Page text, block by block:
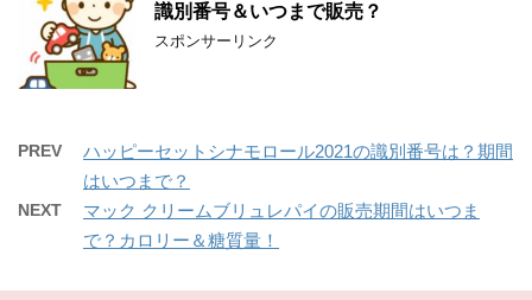
識別番号＆いつまで販売？
スポンサーリンク
PREV
ハッピーセットシナモロール2021の識別番号は？期間
はいつまで？
NEXT
マック クリームブリュレパイの販売期間はいつま
で？カロリー＆糖質量！